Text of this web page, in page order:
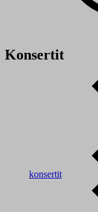
Konsertit
konsertit